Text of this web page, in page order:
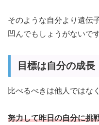
そのような自分より遺伝
凹んでもしょうがないで
目標は自分の成長
比べるべきは他人ではな
努力して昨日の自分に挑